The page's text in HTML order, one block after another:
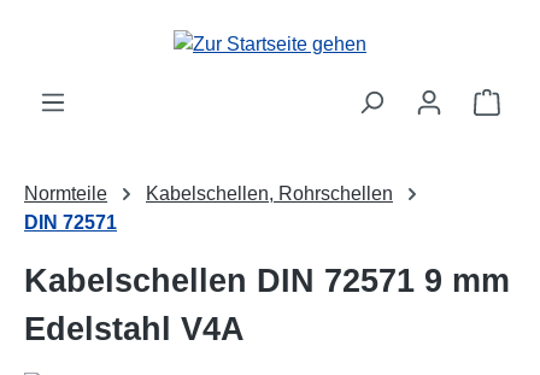
Zum Hauptinhalt springen
Normteile
Kabelschellen, Rohrschellen
DIN 72571
Kabelschellen DIN 72571 9 mm
Edelstahl V4A